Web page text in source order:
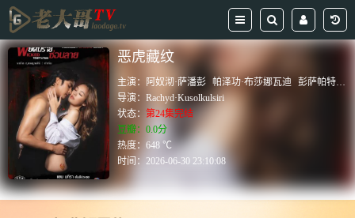
恶虎藏纹
主演： 阿奴沏·萨潘彭 帕泽功·布莎娜瓦迪
彭萨帕特·坎卡姆
导演：Rachyd·Kusolkulsiri
状态：第24集完结
豆瓣：0.0分
热度：648 ℃
时间：2026-06-30 23:10:08